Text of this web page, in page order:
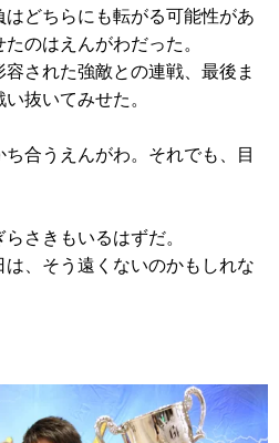
どちらにも転がる可能性があ
のはえんがわだった。
された強敵との連戦、最後ま
抜いてみせた。
合うえんがわ。それでも、目
さきもいるはずだ。
、そう遠くないのかもしれな